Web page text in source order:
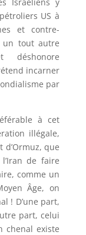
US à
et contre-
un tout autre
incarner
par
à cet
illégale,
que
de faire
comme un
Âge, on
! D’une part,
part, celui
chenal existe